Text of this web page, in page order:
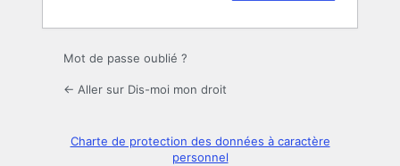
Mot de passe oublié ?
← Aller sur Dis-moi mon droit
Charte de protection des données à caractère
personnel